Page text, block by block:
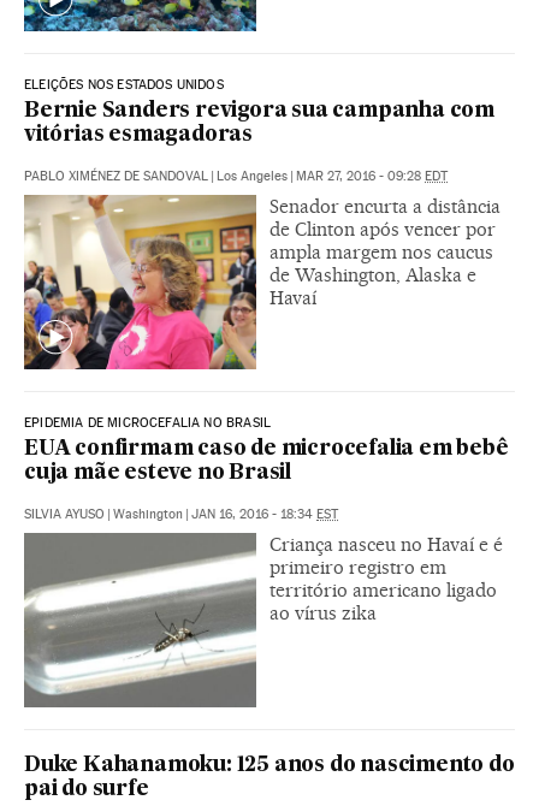
ELEIÇÕES NOS ESTADOS UNIDOS
Bernie Sanders revigora sua campanha com
vitórias esmagadoras
PABLO XIMÉNEZ DE SANDOVAL | Los Angeles | MAR 27, 2016 - 09:28 EDT
Senador encurta a distância
de Clinton após vencer por
ampla margem nos caucus
de Washington, Alaska e
Havaí
EPIDEMIA DE MICROCEFALIA NO BRASIL
EUA confirmam caso de microcefalia em bebê
cuja mãe esteve no Brasil
SILVIA AYUSO | Washington | JAN 16, 2016 - 18:34 EST
Criança nasceu no Havaí e é
primeiro registro em
território americano ligado
ao vírus zika
Duke Kahanamoku: 125 anos do nascimento do
pai do surfe